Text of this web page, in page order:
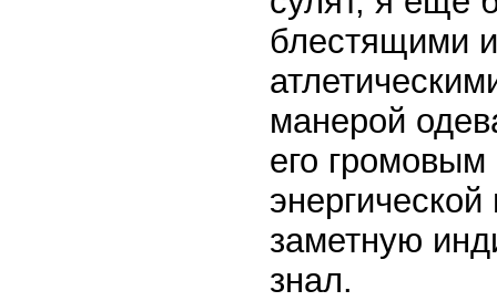
блестящими
манерой
его громовым
заметную
знал.